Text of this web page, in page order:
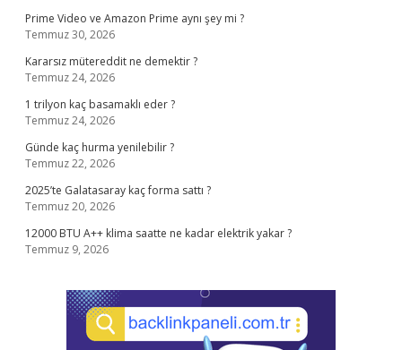
Prime Video ve Amazon Prime aynı şey mi ?
Temmuz 30, 2026
Kararsız mütereddit ne demektir ?
Temmuz 24, 2026
1 trilyon kaç basamaklı eder ?
Temmuz 24, 2026
Günde kaç hurma yenilebilir ?
Temmuz 22, 2026
2025’te Galatasaray kaç forma sattı ?
Temmuz 20, 2026
12000 BTU A++ klima saatte ne kadar elektrik yakar ?
Temmuz 9, 2026